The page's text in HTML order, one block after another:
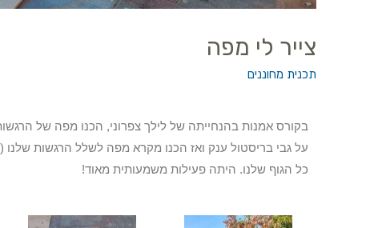
צייר לי מפה
תכנית מחוננים
בקורס אמנות בהנחייתה של לילך צפרוני, הכנו מפה של
על גבי בריסטול ענק ואז הכנו מקרא מפה לשלל הרגשות שלנו
כל הגוף שלנו. היתה פעילות משמעותית מאוד!